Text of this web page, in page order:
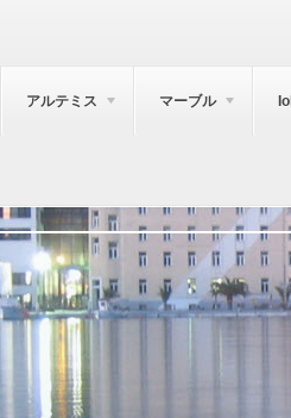
アルテミス マーブル